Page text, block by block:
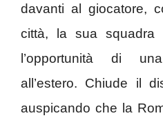
davanti al giocatore,
città, la sua
l’opportunità di
all’estero. Chiude il
auspicando che la